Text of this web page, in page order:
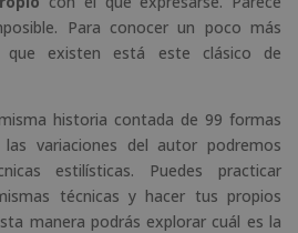
Para conocer un poco más
que existen está este clásico de
historia contada de 99 formas
variaciones del autor podremos
estilísticas. Puedes practicar
técnicas y hacer tus propios
manera podrás explorar cuál es la